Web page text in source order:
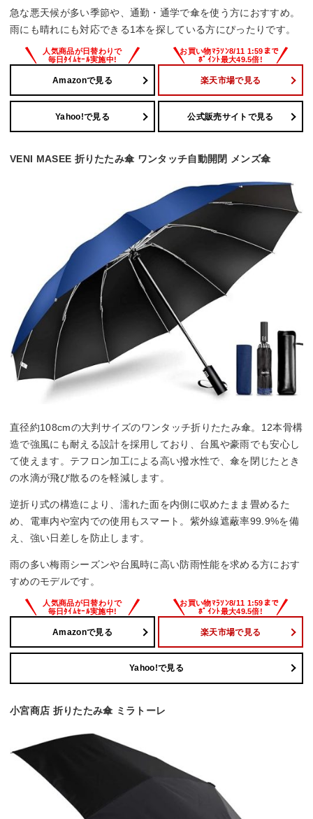
急な悪天候が多い季節や、通勤・通学で傘を使う方におすすめ。
雨にも晴れにも対応できる1本を探している方にぴったりです。
Amazonで見る 楽天市場で見る
Yahoo!で見る 公式販売サイトで見る
VENI MASEE 折りたたみ傘 ワンタッチ自動開閉 メンズ傘
直径約108cmの大判サイズのワンタッチ折りたたみ傘。12本骨構
造で強風にも耐える設計を採用しており、台風や豪雨でも安心し
て使えます。テフロン加工による高い撥水性で、傘を閉じたとき
の水滴が飛び散るのを軽減します。
逆折り式の構造により、濡れた面を内側に収めたまま畳めるた
め、電車内や室内での使用もスマート。紫外線遮蔽率99.9%を備
え、強い日差しを防止します。
雨の多い梅雨シーズンや台風時に高い防雨性能を求める方におす
すめのモデルです。
Amazonで見る 楽天市場で見る
Yahoo!で見る
小宮商店 折りたたみ傘 ミラトーレ